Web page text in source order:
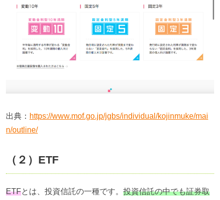
出典： https://www.mof.go.jp/jgbs/individual/kojinmuke/mai
n/outline/
（２） ETF
ETFとは、投資信託の一種です。 投資信託の中でも証券取